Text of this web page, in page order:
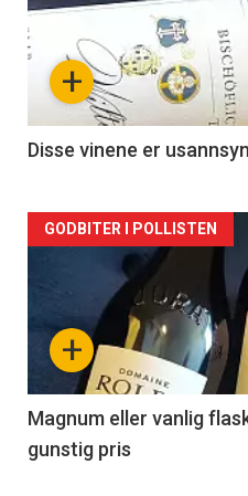
akkurat
nå
2
+
Disse vinene er
Forsiden
akkurat
nå
3
+
GODBITER I POLLISTEN
Magnum eller vanlig
gunstig pris